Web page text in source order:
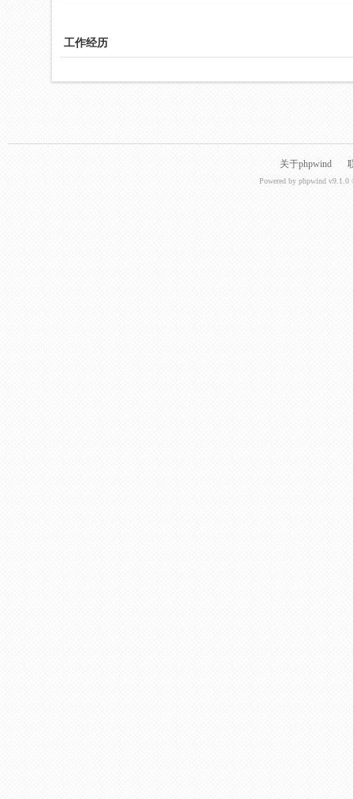
工作经历
关于phpwind
Powered by phpwind v9.1.0